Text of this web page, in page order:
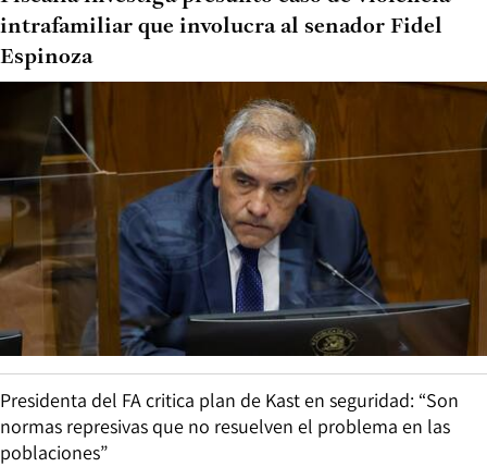
intrafamiliar que involucra al senador Fidel
Espinoza
Presidenta del FA critica plan de Kast en seguridad: “Son
normas represivas que no resuelven el problema en las
poblaciones”